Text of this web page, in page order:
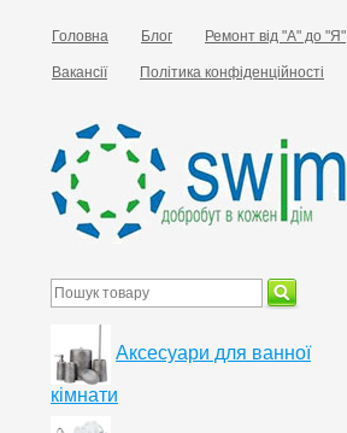
Головна Блог Ремонт від "А" до "Я"
Вакансії Політика конфіденційності
Аксесуари для ванної
кімнати